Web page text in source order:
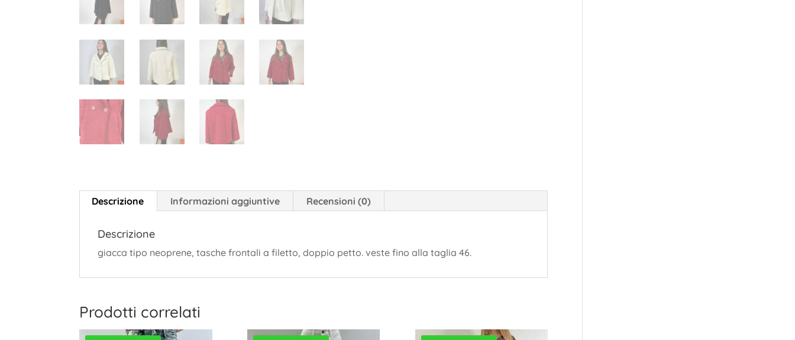
Descrizione Informazioni aggiuntive Recensioni (0)
Descrizione
giacca tipo neoprene, tasche frontali a filetto, doppio petto. veste fino alla taglia 46.
Prodotti correlati